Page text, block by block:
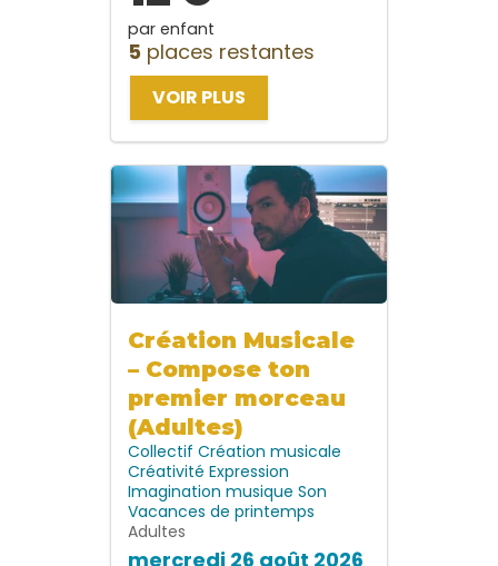
par enfant
5 places restantes
VOIR PLUS
Création Musicale
– Compose ton
premier morceau
(Adultes)
Collectif Création musicale
Créativité Expression
Imagination musique Son
Vacances de printemps
Adultes
mercredi 26 août 2026